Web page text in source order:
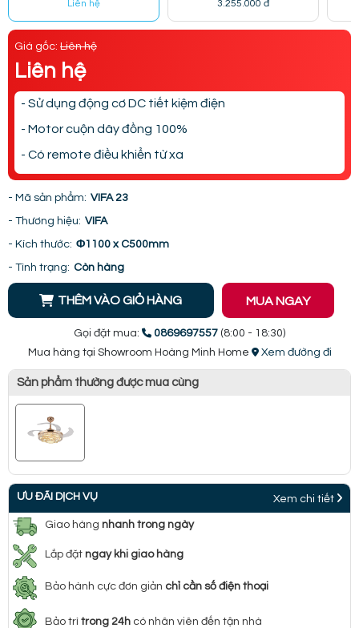
Liên hệ
3.255.000 đ
Giá gốc: Liên hệ
Liên hệ
- Sử dụng động cơ DC tiết kiệm điện
- Motor cuộn dây đồng 100%
- Có remote điều khiển từ xa
- Mã sản phẩm: VIFA 23
- Thương hiệu: VIFA
- Kích thước: Φ1100 x C500mm
- Tình trạng: Còn hàng
THÊM VÀO GIỎ HÀNG MUA NGAY
Gọi đặt mua: 0869697557 (8:00 - 18:30)
Mua hàng tại Showroom Hoàng Minh Home
Xem đường đi
Sản phẩm thường được mua cùng
ƯU ĐÃI DỊCH VỤ Xem chi tiết
Giao hàng nhanh trong ngày
Lắp đặt ngay khi giao hàng
Bảo hành cực đơn giản chỉ cần số điện thoại
Bảo trì trong 24h có nhân viên đến tận nhà